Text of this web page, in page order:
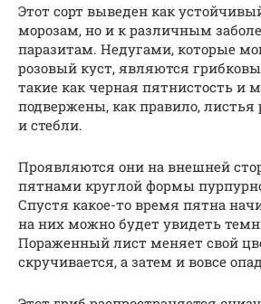
Этот сорт выведен как
морозам, но и к различным
паразитам. Недугами, которые
розовый куст, являются
такие как черная пятнистость и
подвержены, как правило, листья
и стебли.
Проявляются они на внешней
пятнами круглой формы
Спустя какое-то время пятна
на них можно будет увидеть
Пораженный лист меняет свой
скручивается, а затем и вовсе